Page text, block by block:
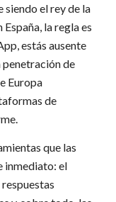
siendo el rey de la
la regla es
estás ausente
penetración de
Europa
de
que las
inmediato: el